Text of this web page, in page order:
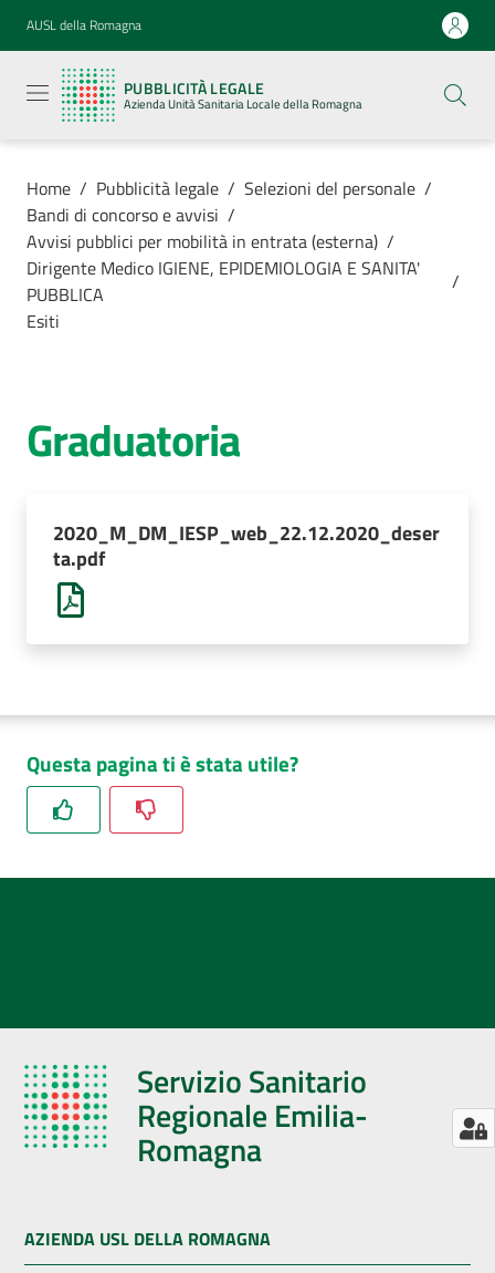
Vai al contenuto
Vai alla navigazione
Vai al footer
AUSL della Romagna
PUBBLICITÀ LEGALE
Azienda Unità Sanitaria Locale della Romagna
legale
Azienda
Unità
Locale della
Azienda
Luoghi di
cura
AUSL
Comunica
Home / Pubblicità legale / Selezioni del personale /
Bandi di concorso e avvisi /
Avvisi pubblici per mobilità in entrata (esterna) /
Dirigente Medico IGIENE, EPIDEMIOLOGIA E SANITA'
PUBBLICA
/
Esiti
Graduatoria
2020_M_DM_IESP_web_22.12.2020_deser
ta.pdf
Questa pagina ti è stata utile?
Servizio Sanitario
Regionale Emilia-
Romagna
AZIENDA USL DELLA ROMAGNA